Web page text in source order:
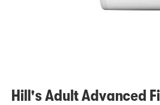
Hill's Adult Advanced